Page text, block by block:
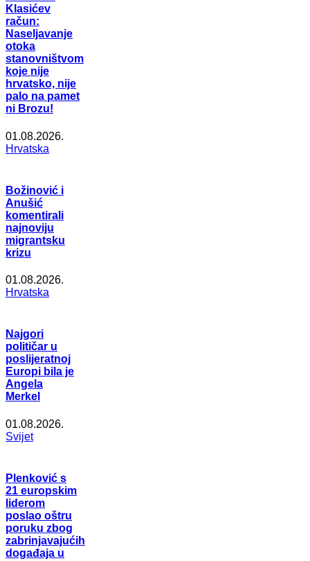
Klasićev
račun:
Naseljavanje
otoka
stanovništvom
koje nije
hrvatsko, nije
palo na pamet
ni Brozu!
01.08.2026.
Hrvatska
Božinović i
Anušić
komentirali
najnoviju
migrantsku
krizu
01.08.2026.
Hrvatska
Najgori
političar u
poslijeratnoj
Europi bila je
Angela
Merkel
01.08.2026.
Svijet
Plenković s
21 europskim
liderom
poslao oštru
poruku zbog
zabrinjavajućih
događaja u